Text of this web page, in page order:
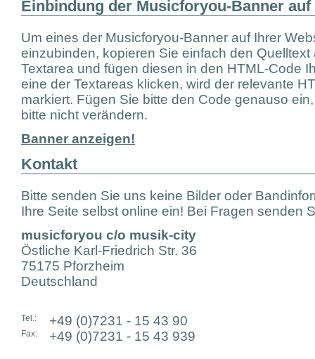
Einbindung der Musicforyou-Banner
Um eines der Musicforyou-Banner auf Ihrer
einzubinden, kopieren Sie einfach den Quelltext
Textarea und fügen diesen in den HTML-Code
eine der Textareas klicken, wird der relevante
markiert. Fügen Sie bitte den Code genauso
bitte nicht verändern.
Banner anzeigen!
Kontakt
Bitte senden Sie uns keine Bilder oder
Ihre Seite selbst online ein! Bei Fragen senden
musicforyou c/o musik-city
Östliche Karl-Friedrich Str. 36
75175 Pforzheim
Deutschland
Tel.: +49 (0)7231 - 15 43 90
Fax: +49 (0)7231 - 15 43 939